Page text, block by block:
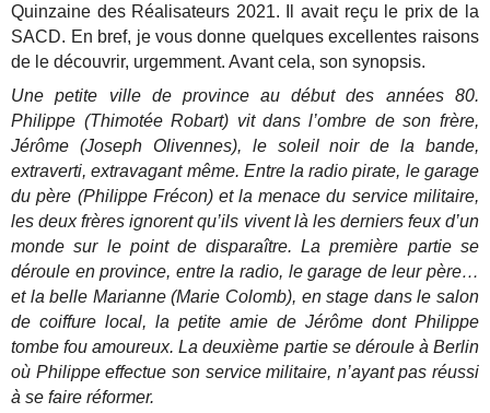
Quinzaine des Réalisateurs 2021. Il avait reçu le prix de la
SACD. En bref, je vous donne quelques excellentes raisons
de le découvrir, urgemment. Avant cela, son synopsis.
Une petite ville de province au début des années 80.
Philippe (Thimotée Robart) vit dans l’ombre de son frère,
Jérôme (Joseph Olivennes), le soleil noir de la bande,
extraverti, extravagant même. Entre la radio pirate, le garage
du père (Philippe Frécon) et la menace du service militaire,
les deux frères ignorent qu’ils vivent là les derniers feux d’un
monde sur le point de disparaître. La première partie se
déroule en province, entre la radio, le garage de leur père…
et la belle Marianne (Marie Colomb), en stage dans le salon
de coiffure local, la petite amie de Jérôme dont Philippe
tombe fou amoureux. La deuxième partie se déroule à Berlin
où Philippe effectue son service militaire, n’ayant pas réussi
à se faire réformer.